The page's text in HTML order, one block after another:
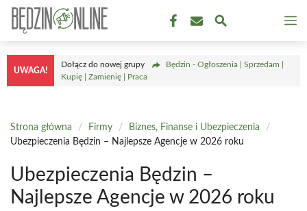
Przejdź
treści
UWAGA!
Dołącz do nowej grupy
Będzin - Ogłoszenia | Sprzedam |
Kupię | Zamienię | Praca
Strona główna / Firmy / Biznes, Finanse i Ubezpieczenia
/
Ubezpieczenia Będzin – Najlepsze Agencje w 2026 roku
Ubezpieczenia Będzin –
Najlepsze Agencje w 2026 roku